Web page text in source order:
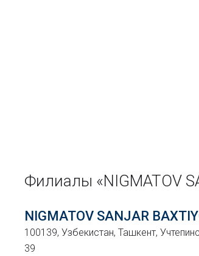
Филиалы «NIGMATOV
NIGMATOV SANJAR
100139, Узбекистан, Ташкент,
39